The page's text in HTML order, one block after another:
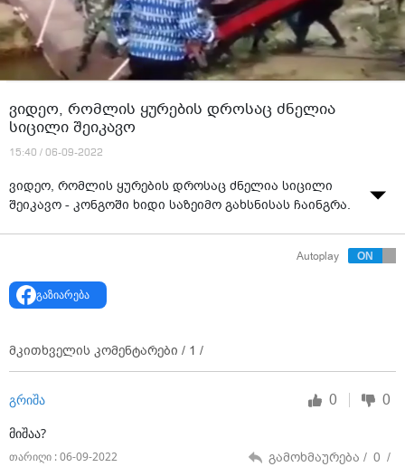
ვიდეო, რომლის ყურების დროსაც ძნელია
სიცილი შეიკავო
15:40 / 06-09-2022
ვიდეო, რომლის ყურების დროსაც ძნელია სიცილი
შეიკავო - კონგოში ხიდი საზეიმო გახსნისას ჩაინგრა.
Autoplay
გაზიარება
მკითხველის კომენტარები / 1 /
გრიშა 0 0
მიშაა?
თარიღი : 06-09-2022 გამოხმაურება / 0 /